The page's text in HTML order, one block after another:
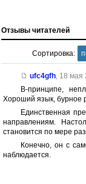
Отзывы читателей
Сортировка:
ufc4gfh, 18 мая
В-принципе,
Хороший язык, бурное
Единственная
направлениям.
становится по мере
Конечно, он с
наблюдается.